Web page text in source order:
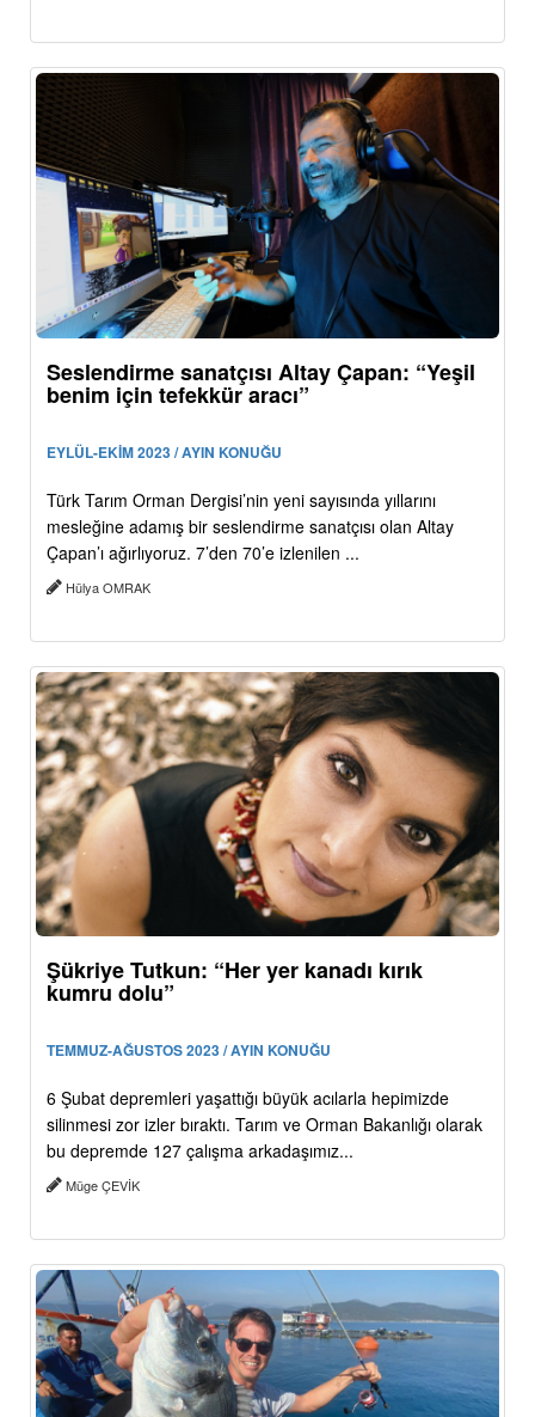
Seslendirme sanatçısı Altay Çapan: “Yeşil
benim için tefekkür aracı”
EYLÜL-EKİM 2023 / AYIN KONUĞU
Türk Tarım Orman Dergisi’nin yeni sayısında yıllarını
mesleğine adamış bir seslendirme sanatçısı olan Altay
Çapan’ı ağırlıyoruz. 7’den 70’e izlenilen ...
Hülya OMRAK
Şükriye Tutkun: “Her yer kanadı kırık
kumru dolu”
TEMMUZ-AĞUSTOS 2023 / AYIN KONUĞU
6 Şubat depremleri yaşattığı büyük acılarla hepimizde
silinmesi zor izler bıraktı. Tarım ve Orman Bakanlığı olarak
bu depremde 127 çalışma arkadaşımız...
Müge ÇEVİK